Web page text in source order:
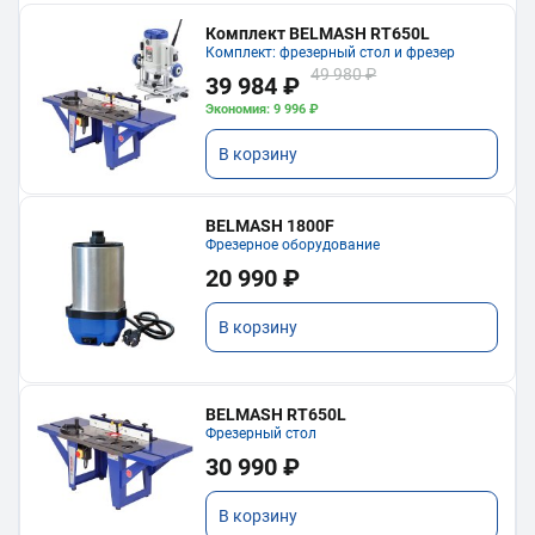
Комплект BELMASH RT650L
Комплект: фрезерный стол и фрезер
39 984 ₽ 49 980 ₽
Экономия: 9 996 ₽
В корзину
BELMASH 1800F
Фрезерное оборудование
20 990 ₽
В корзину
BELMASH RT650L
Фрезерный стол
30 990 ₽
В корзину